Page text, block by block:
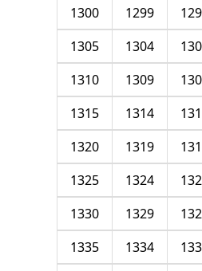
1299
1300
1304
1305
1309
1310
1314
1315
1319
1320
1324
1325
1329
1330
1334
1335